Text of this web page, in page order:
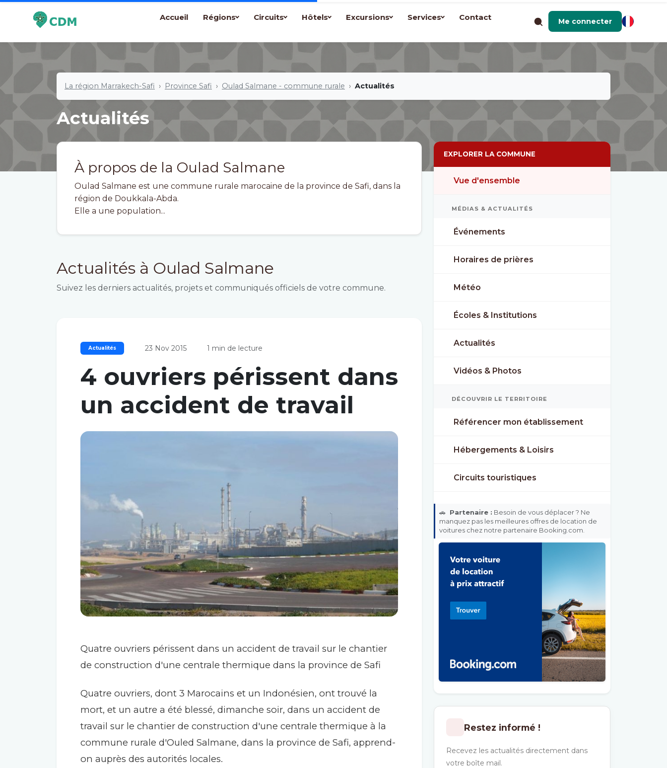
Accueil Régions Circuits Hôtels Excursions Services Contact Me connecter
La région Marrakech-Safi Province Safi Oulad Salmane - commune rurale Actualités
Actualités
À propos de la Oulad Salmane
Oulad Salmane est une commune rurale marocaine de la province de Safi, dans la
région de Doukkala-Abda.
Elle a une population...
Actualités à Oulad Salmane
Suivez les derniers actualités, projets et communiqués officiels de votre commune.
Actualités 23 Nov 2015 1 min de lecture
4 ouvriers périssent dans
un accident de travail
Quatre ouvriers périssent dans un accident de travail sur le chantier
de construction d'une centrale thermique dans la province de Safi
Quatre ouvriers, dont 3 Marocains et un Indonésien, ont trouvé la
mort, et un autre a été blessé, dimanche soir, dans un accident de
travail sur le chantier de construction d'une centrale thermique à la
commune rurale d'Ouled Salmane, dans la province de Safi, apprend-
on auprès des autorités locales.
EXPLORER LA COMMUNE
Vue d'ensemble
MÉDIAS & ACTUALITÉS
Événements
Horaires de prières
Météo
Écoles & Institutions
Actualités
Vidéos & Photos
DÉCOUVRIR LE TERRITOIRE
Référencer mon établissement
Hébergements & Loisirs
Circuits touristiques
🚗 Partenaire : Besoin de vous déplacer ? Ne
manquez pas les meilleures offres de location de
voitures chez notre partenaire Booking.com.
Restez informé !
Recevez les actualités directement dans
votre boîte mail.